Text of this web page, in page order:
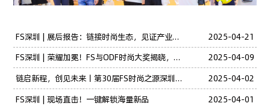
FS深圳 | 展后报告：链接时尚生态，见证产业脉动
2025-04-21
FS深圳 | 荣耀加冕！FS与ODF时尚大奖揭晓，定义时尚未来
2025-04-09
链启新程，创见未来丨第30届FS时尚之源深圳展、AW25深圳原创时装周圆满闭幕
2025-04-02
FS深圳 | 现场直击！一键解锁海量新品
2025-04-01